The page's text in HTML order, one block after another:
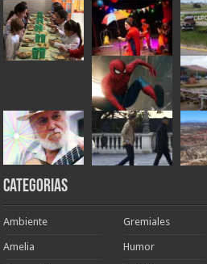
Categorias
Ambiente
Amelia
Gremiales
Humor